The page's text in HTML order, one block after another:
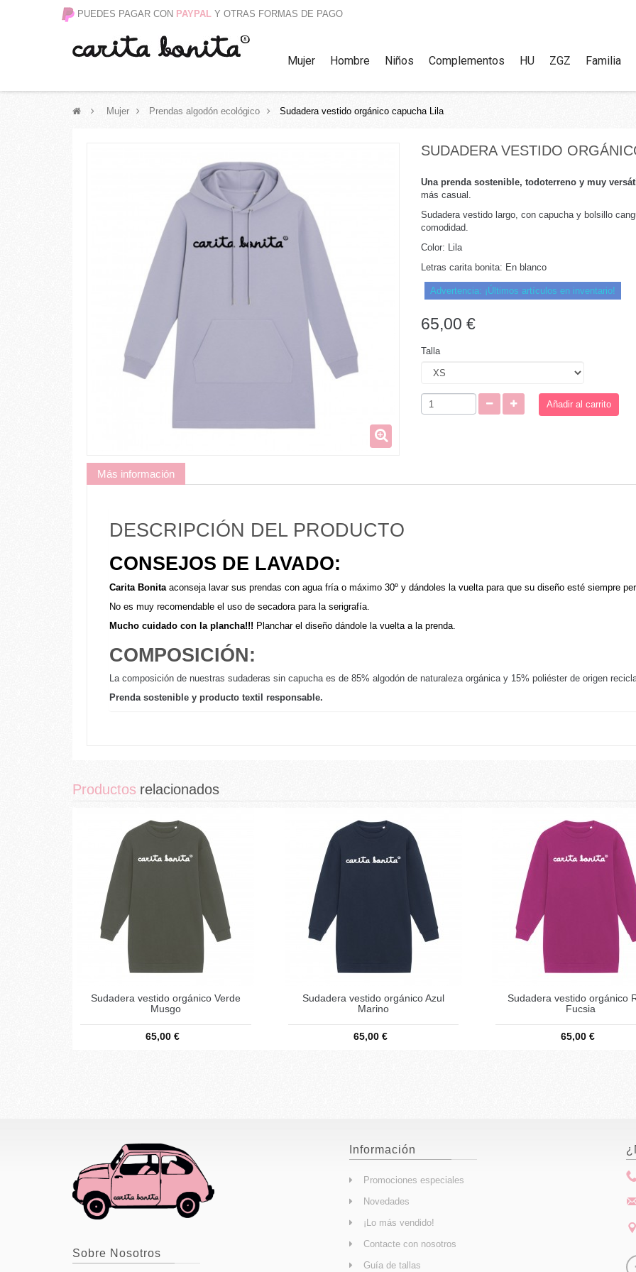
PUEDES PAGAR CON PAYPAL Y OTRAS FORMAS DE PAGO
Mujer Hombre Niños Complementos HU ZGZ Familia
> Mujer > Prendas algodón ecológico > Sudadera vestido orgánico capucha Lila
SUDADERA VESTIDO
Una prenda sostenible, todoterreno y muy
más casual.
Sudadera vestido largo, con capucha y bolsillo
comodidad.
Color: Lila
Letras carita bonita: En blanco
Advertencia: ¡Últimos artículos en inventario!
65,00 €
Talla
Añadir al carrito
Más información
DESCRIPCIÓN DEL PRODUCTO
CONSEJOS DE LAVADO:
Carita Bonita aconseja lavar sus prendas con agua fría o máximo 30º y dándoles la vuelta para que su diseño esté siempre
No es muy recomendable el uso de secadora para la serigrafía.
Mucho cuidado con la plancha!!! Planchar el diseño dándole la vuelta a la prenda.
COMPOSICIÓN:
La composición de nuestras sudaderas sin capucha es de 85% algodón de naturaleza orgánica y 15% poliéster de origen
Prenda sostenible y producto textil responsable.
Productos relacionados
Sudadera vestido orgánico Verde
Musgo
65,00 €
Sudadera vestido orgánico Azul
Marino
65,00 €
Sudadera vestido orgánico
Fucsia
65,00 €
Sobre Nosotros
Información
Promociones especiales
Novedades
¡Lo más vendido!
Contacte con nosotros
Guía de tallas